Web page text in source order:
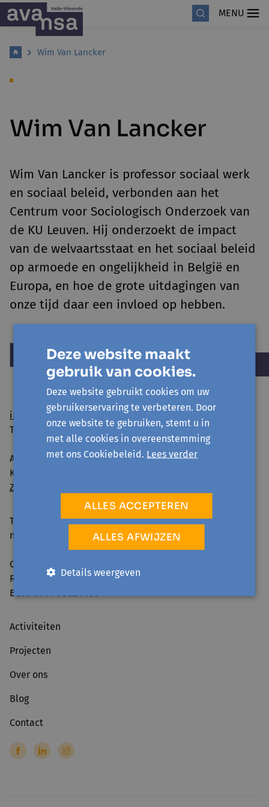
MENU
Wim Van Lancker
Wim Van Lancker
Wim Van Lancker is professor sociaal werk
en sociaal beleid, verbonden aan het
Centrum voor Sociologisch Onderzoek van
de KU Leuven. Hij onderzoekt de impact
van de welvaartsstaat en het sociaal beleid
op armoede en ongelijkheid in België en
Europa, en hoe de grote uitdagingen van
onze tijd daar een invloed op hebben.
info@avansa-hallevilvoorde.be
Tel. 02 454 54 01
Avansa Halle-Vilvoorde vzw
Kattestraat 25 - 1745 Opwijk
Zo geraak je er
Telefonisch bereikbaar:
ma-vr 09:00-12:30 & 13:30-16:00
Ondernemingsnummer: 0861.240.630
RPR: Brussel
BE98 0014 0882 7693
Activiteiten
Projecten
Over ons
Blog
Contact
Deze website maakt
gebruik van cookies.
Deze website gebruikt cookies om uw
gebruikerservaring te verbeteren. Door
onze website te gebruiken, stemt u in
met alle cookies in overeenstemming
met ons Cookiebeleid. Lees verder
ALLES ACCEPTEREN
ALLES AFWIJZEN
Details weergeven